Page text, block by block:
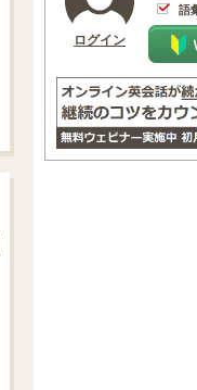
ログイン
語